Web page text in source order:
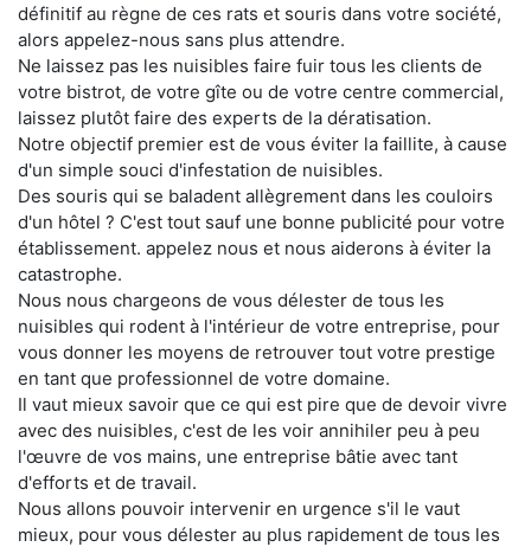
définitif au règne de ces rats et souris dans votre société,
alors appelez-nous sans plus attendre.
Ne laissez pas les nuisibles faire fuir tous les clients de
votre bistrot, de votre gîte ou de votre centre commercial,
laissez plutôt faire des experts de la dératisation.
Notre objectif premier est de vous éviter la faillite, à cause
d'un simple souci d'infestation de nuisibles.
Des souris qui se baladent allègrement dans les couloirs
d'un hôtel ? C'est tout sauf une bonne publicité pour votre
établissement. appelez nous et nous aiderons à éviter la
catastrophe.
Nous nous chargeons de vous délester de tous les
nuisibles qui rodent à l'intérieur de votre entreprise, pour
vous donner les moyens de retrouver tout votre prestige
en tant que professionnel de votre domaine.
Il vaut mieux savoir que ce qui est pire que de devoir vivre
avec des nuisibles, c'est de les voir annihiler peu à peu
l'œuvre de vos mains, une entreprise bâtie avec tant
d'efforts et de travail.
Nous allons pouvoir intervenir en urgence s'il le vaut
mieux, pour vous délester au plus rapidement de tous les